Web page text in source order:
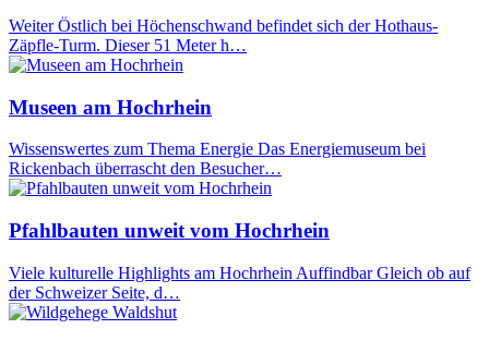
Weiter Östlich bei Höchenschwand befindet sich der Hothaus-
Zäpfle-Turm. Dieser 51 Meter h…
Museen am Hochrhein
Wissenswertes zum Thema Energie Das Energiemuseum bei
Rickenbach überrascht den Besucher…
Pfahlbauten unweit vom Hochrhein
Viele kulturelle Highlights am Hochrhein Auffindbar Gleich ob auf
der Schweizer Seite, d…